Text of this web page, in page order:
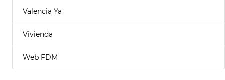
Valencia Ya
Vivienda
Web FDM